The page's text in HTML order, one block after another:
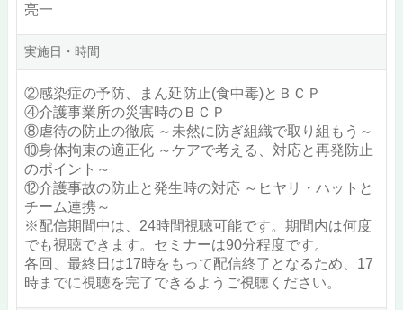
亮一
実施日・時間
②感染症の予防、まん延防止(食中毒)とＢＣＰ
④介護事業所の災害時のＢＣＰ
⑧虐待の防止の徹底 ～未然に防ぎ組織で取り組もう～
⑩身体拘束の適正化 ～ケアで考える、対応と再発防止
のポイント～
⑫介護事故の防止と発生時の対応 ～ヒヤリ・ハットと
チーム連携～
※配信期間中は、24時間視聴可能です。期間内は何度
でも視聴できます。セミナーは90分程度です。
各回、最終日は17時をもって配信終了となるため、17
時までに視聴を完了できるようご視聴ください。